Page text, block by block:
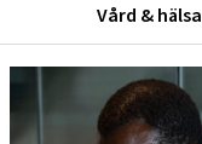
Vård & hälsa